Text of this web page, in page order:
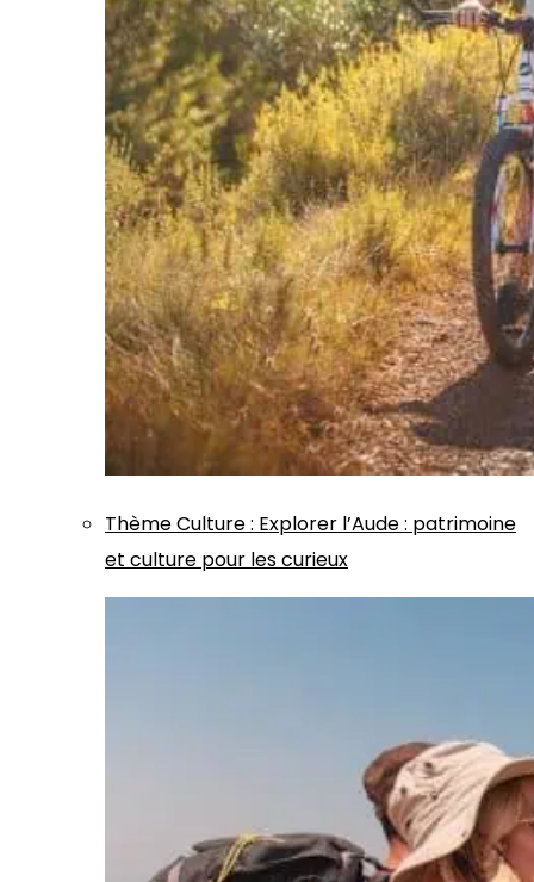
ThèmeCulture: Explorer l’Aude : patrimoine
et culture pour les curieux